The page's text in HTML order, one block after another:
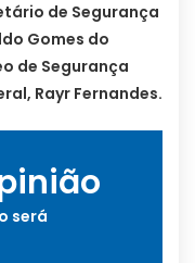
de Segurança
Gomes do
de Segurança
Rayr Fernandes.
será